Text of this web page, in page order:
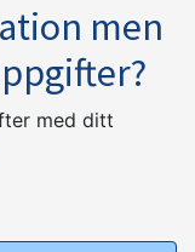
men
med ditt